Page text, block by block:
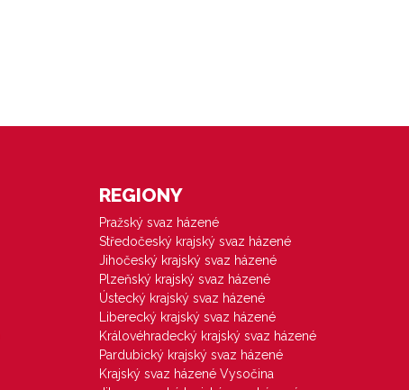
REGIONY
Pražský svaz házené
Středočeský krajský svaz házené
Jihočeský krajský svaz házené
Plzeňský krajský svaz házené
Ústecký krajský svaz házené
Liberecký krajský svaz házené
Královéhradecký krajský svaz házené
Pardubický krajský svaz házené
Krajský svaz házené Vysočina